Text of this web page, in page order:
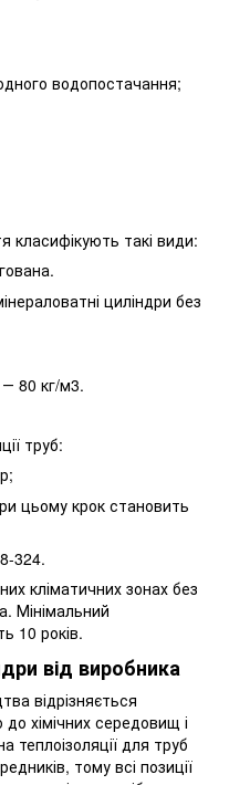
водопостачання;
класифікують такі види:
циліндри без
― 80 кг/м3.
труб:
цьому крок становить
324.
кліматичних зонах без
Мінімальний
10 років.
від виробника
відрізняється
до хімічних середовищ і
теплоізоляції для труб
тому всі позиції